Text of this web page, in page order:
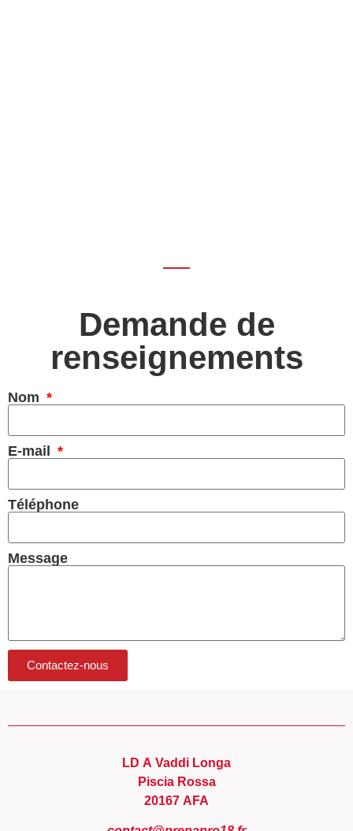
Demande de
renseignements
Nom
E-mail
Téléphone
Message
Contactez-nous
LD A Vaddi Longa
Piscia Rossa
20167 AFA